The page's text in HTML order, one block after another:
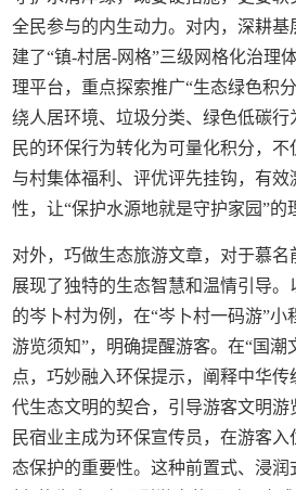
全民参与的内生动力。对内，深耕基
建了“镇-村居-网格”三级网格化治理
理平台，重点探索推广“生态绿色积
绕人居环境、垃圾分类、绿色低碳
民的环保行为转化为可量化积分，
与村集体福利、评优评先挂钩，有
性，让“保护水源地就是守护家园”的
对外，巧做生态旅游文章，对于慕名
展现了独特的生态智慧和温情引导。
的岑卜村为例，在“岑卜村一码游”小
游览须知”，明确提醒游客。在“国潮
点，巧妙融入环保提示，阐释中华传
代生态文明的契合，引导游客文明游
民宿业主成为环保宣传员，在游客
态保护的重要性。这种前置式、浸润